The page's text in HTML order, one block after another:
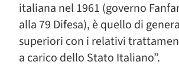
italiana nel 1961 (governo
alla 79 Difesa), è quello di
superiori con i relativi
a carico dello Stato Italiano”.